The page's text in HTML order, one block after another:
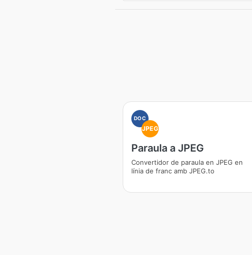
DOC
JPEG
Paraula a JPEG
Convertidor de paraula en JPEG en
línia de franc amb JPEG.to